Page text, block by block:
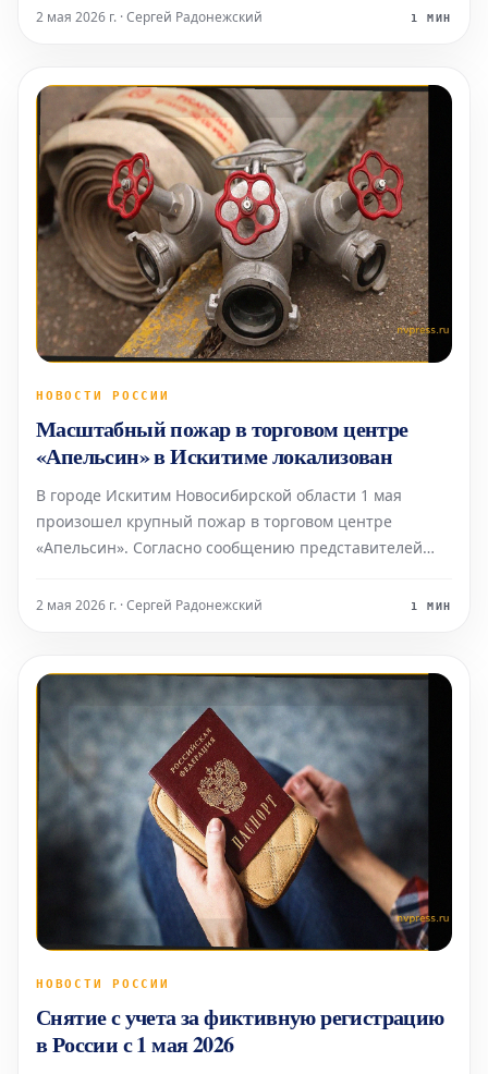
конечно же, Международный день Гарри Поттера.
2 мая 2026 г. · Сергей Радонежский 1 МИН
НОВОСТИ РОССИИ
Масштабный пожар в торговом центре
«Апельсин» в Искитиме локализован
В городе Искитим Новосибирской области 1 мая
произошел крупный пожар в торговом центре
«Апельсин». Согласно сообщению представителей
значительную часть здания. По оперативным
2 мая 2026 г. · Сергей Радонежский 1 МИН
НОВОСТИ РОССИИ
Снятие с учета за фиктивную регистрацию
в России с 1 мая 2026